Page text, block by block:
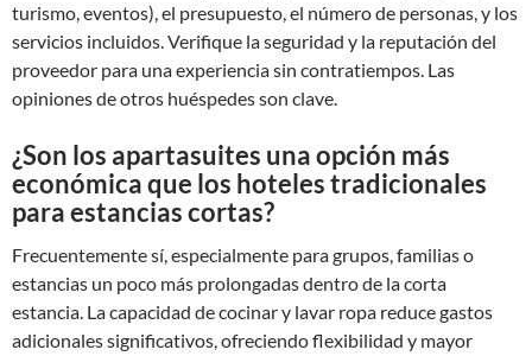
turismo, eventos), el presupuesto, el número de personas, y los
servicios incluidos. Verifique la seguridad y la reputación del
proveedor para una experiencia sin contratiempos. Las
opiniones de otros huéspedes son clave.
¿Son los apartasuites una opción más
económica que los hoteles tradicionales
para estancias cortas?
Frecuentemente sí, especialmente para grupos, familias o
estancias un poco más prolongadas dentro de la corta
estancia. La capacidad de cocinar y lavar ropa reduce gastos
adicionales significativos, ofreciendo flexibilidad y mayor